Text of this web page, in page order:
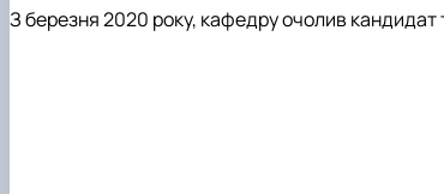
З березня 2020 року, кафедру очолив